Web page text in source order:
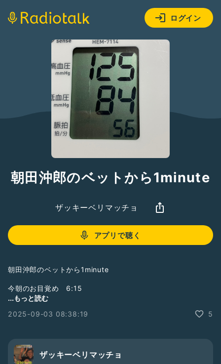
ログイン
朝田沖郎のベットから1minute
ザッキーベリマッチョ
アプリで聴く
朝田沖郎のベットから1minute
今朝のお目覚め 6:15
...もっと読む
2025-09-03 08:38:19
5
ザッキーベリマッチョ